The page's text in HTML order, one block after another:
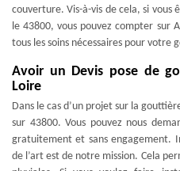
couverture. Vis-à-vis de cela, si vous
le 43800, vous pouvez compter sur
tous les soins nécessaires pour votre
Avoir un Devis pose de
Loire
Dans le cas d’un projet sur la
sur 43800. Vous pouvez nous
gratuitement et sans engagement.
de l’art est de notre mission. Cela